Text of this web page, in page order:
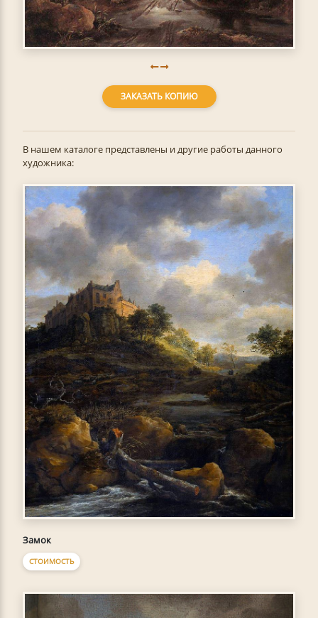
ЗАКАЗАТЬ КОПИЮ
В нашем каталоге представлены и другие работы данного
художника:
Замок
СТОИМОСТЬ